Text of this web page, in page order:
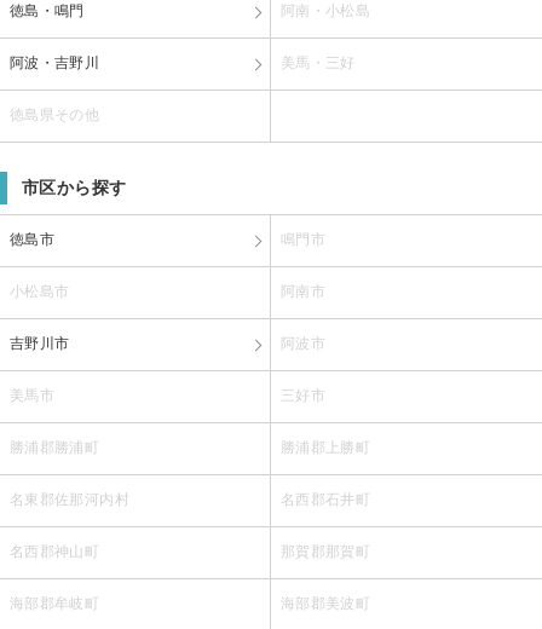
徳島・鳴門 阿南・小松島
阿波・吉野川 美馬・三好
徳島県その他
市区から探す
徳島市 鳴門市
小松島市 阿南市
吉野川市 阿波市
美馬市 三好市
勝浦郡勝浦町 勝浦郡上勝町
名東郡佐那河内村 名西郡石井町
名西郡神山町 那賀郡那賀町
海部郡牟岐町 海部郡美波町